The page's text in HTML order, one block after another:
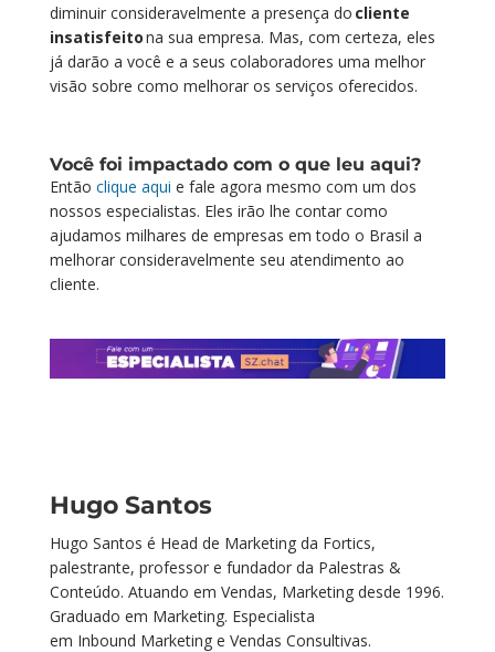
diminuir consideravelmente a presença do cliente
insatisfeitona sua empresa. Mas, com certeza, eles
já darão a você e a seus colaboradores uma melhor
visão sobre como melhorar os serviços oferecidos.
Você foi impactado com o que leu aqui?
Então clique aqui e fale agora mesmo com um dos
nossos especialistas. Eles irão lhe contar como
ajudamos milhares de empresas em todo o Brasil a
melhorar consideravelmente seu atendimento ao
cliente.
Hugo Santos
Hugo Santos é Head de Marketing da Fortics,
palestrante, professor e fundador da Palestras &
Conteúdo. Atuando em Vendas, Marketing desde 1996.
Graduado em Marketing. Especialista
em Inbound Marketing e Vendas Consultivas.